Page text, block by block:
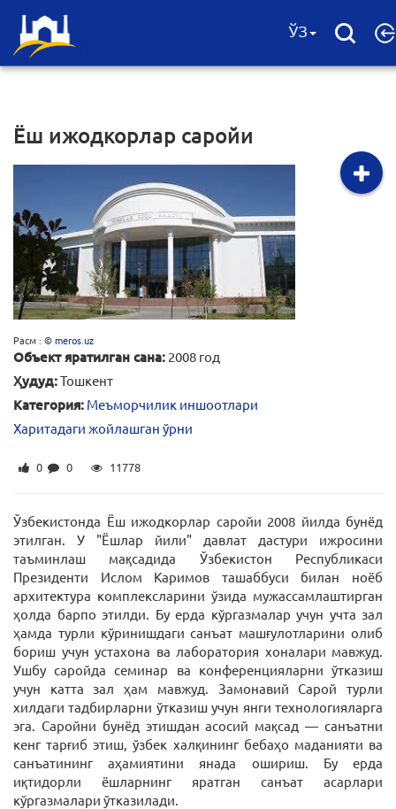
ЎЗ
Ёш ижодкорлар саройи
Расм : ©meros.uz
Объект яратилган сана: 2008 год
Ҳудуд:Тошкент
Категория: Меъморчилик иншоотлари
Харитадаги жойлашган ўрни
0 0 11778
Ўзбекистонда Ёш ижодкорлар саройи 2008 йилда бунёд
этилган. У "Ёшлар йили" давлат дастури ижросини
таъминлаш мақсадида Ўзбекистон Республикаси
Президенти Ислом Каримов ташаббуси билан ноёб
архитектура комплексларини ўзида мужассамлаштирган
ҳолда барпо этилди. Бу ерда кўргазмалар учун учта зал
ҳамда турли кўринишдаги санъат машғулотларини олиб
бориш учун устахона ва лаборатория хоналари мавжуд.
Ушбу саройда семинар ва конференцияларни ўтказиш
учун катта зал ҳам мавжуд. Замонавий Сарой турли
хилдаги тадбирларни ўтказиш учун янги технологияларга
эга. Саройни бунёд этишдан асосий мақсад — санъатни
кенг тарғиб этиш, ўзбек халқининг бебаҳо маданияти ва
санъатининг аҳамиятини янада ошириш. Бу ерда
иқтидорли ёшларнинг яратган санъат асарлари
кўргазмалари ўтказилади.